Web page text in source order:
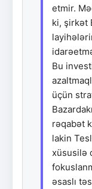
etmir.
ki, şirkət
Bu
üçün
rəqabət
lakin
xüsusilə
əsaslı